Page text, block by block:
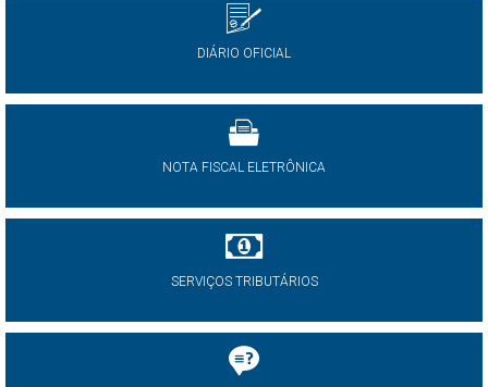
DIÁRIO OFICIAL
NOTA FISCAL ELETRÔNICA
SERVIÇOS TRIBUTÁRIOS